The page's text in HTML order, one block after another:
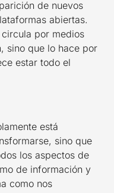
de nuevos
abiertas.
por medios
sino que lo hace por
estar todo el
está
sino que
los aspectos de
de información y
como nos